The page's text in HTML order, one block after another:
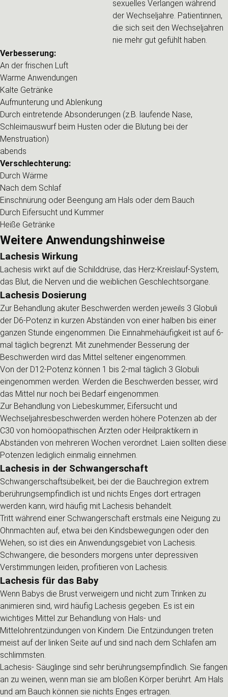
sexuelles Verlangen während
der Wechseljahre. Patientinnen,
die sich seit den Wechseljahren
nie mehr gut gefühlt haben.
Verbesserung:
An der frischen Luft
Warme Anwendungen
Kalte Getränke
Aufmunterung und Ablenkung
Durch eintretende Absonderungen (z.B. laufende Nase,
Schleimauswurf beim Husten oder die Blutung bei der
Menstruation)
abends
Verschlechterung:
Durch Wärme
Nach dem Schlaf
Einschnürung oder Beengung am Hals oder dem Bauch
Durch Eifersucht und Kummer
Heiße Getränke
Weitere Anwendungshinweise
Lachesis Wirkung
Lachesis wirkt auf die Schilddrüse, das Herz-Kreislauf-System,
das Blut, die Nerven und die weiblichen Geschlechtsorgane.
Lachesis Dosierung
Zur Behandlung akuter Beschwerden werden jeweils 3 Globuli
der D6-Potenz in kurzen Abständen von einer halben bis einer
ganzen Stunde eingenommen. Die Einnahmehäufigkeit ist auf 6-
mal täglich begrenzt. Mit zunehmender Besserung der
Beschwerden wird das Mittel seltener eingenommen.
Von der D12-Potenz können 1 bis 2-mal täglich 3 Globuli
eingenommen werden. Werden die Beschwerden besser, wird
das Mittel nur noch bei Bedarf eingenommen.
Zur Behandlung von Liebeskummer, Eifersucht und
Wechseljahresbeschwerden werden höhere Potenzen ab der
C30 von homöopathischen Ärzten oder Heilpraktikern in
Abständen von mehreren Wochen verordnet. Laien sollten diese
Potenzen lediglich einmalig einnehmen.
Lachesis in der Schwangerschaft
Schwangerschaftsübelkeit, bei der die Bauchregion extrem
berührungsempfindlich ist und nichts Enges dort ertragen
werden kann, wird häufig mit Lachesis behandelt.
Tritt während einer Schwangerschaft erstmals eine Neigung zu
Ohnmachten auf, etwa bei den Kindsbewegungen oder den
Wehen, so ist dies ein Anwendungsgebiet von Lachesis.
Schwangere, die besonders morgens unter depressiven
Verstimmungen leiden, profitieren von Lachesis.
Lachesis für das Baby
Wenn Babys die Brust verweigern und nicht zum Trinken zu
animieren sind, wird häufig Lachesis gegeben. Es ist ein
wichtiges Mittel zur Behandlung von Hals- und
Mittelohrentzündungen von Kindern. Die Entzündungen treten
meist auf der linken Seite auf und sind nach dem Schlafen am
schlimmsten.
Lachesis- Säuglinge sind sehr berührungsempfindlich. Sie fangen
an zu weinen, wenn man sie am bloßen Körper berührt. Am Hals
und am Bauch können sie nichts Enges ertragen.